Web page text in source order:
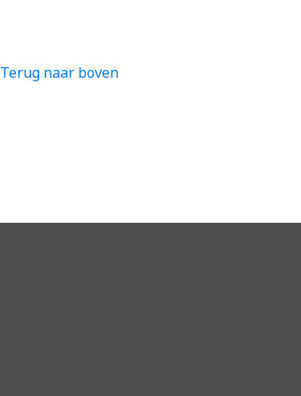
Terug naar boven